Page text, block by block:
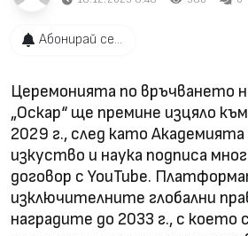
Абонирай се...
Церемонията по връчването
„Оскар“ ще премине изцяло
2029 г., след като
изкуство и наука подписа
договор с YouTube.
изключителните глобални
наградите до 2033 г., с което